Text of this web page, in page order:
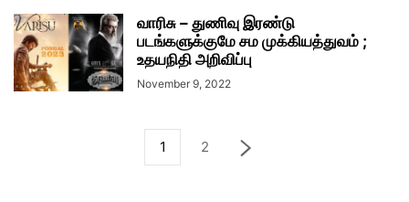
வாரிசு – துணிவு இரண்டு
படங்களுக்குமே சம முக்கியத்துவம் ;
உதயநிதி அறிவிப்பு
November 9, 2022
1 2